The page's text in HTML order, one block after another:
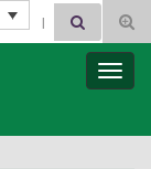
Search for: